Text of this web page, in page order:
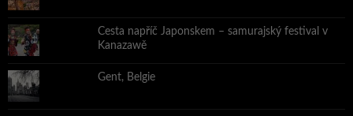
Cesta napříč Japonskem – samurajský festival v
Kanazawě
Gent, Belgie